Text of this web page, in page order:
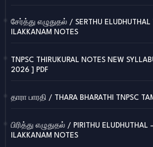
சேர்த்து எழுதுதல் / SERTHU ELUDHUTHAL
ILAKKANAM NOTES
TNPSC THIRUKURAL NOTES NEW
2026 ] PDF
தாரா பாரதி / THARA BHARATHI TNPSC
பிரித்து எழுதுதல் / PIRITHU ELUDHUTHAL
ILAKKANAM NOTES